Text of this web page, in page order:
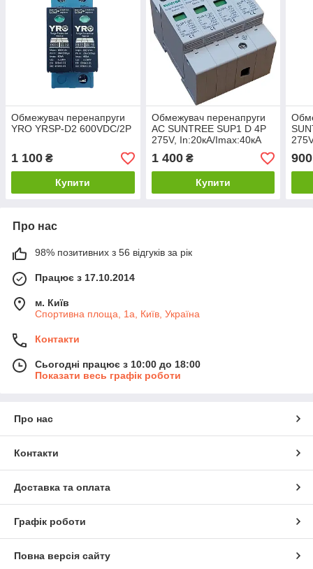
Обмежувач перенапруги
YRO YRSP-D2 600VDC/2P
1 100 ₴
Купити
Обмежувач перенапруги
AC SUNTREE SUP1 D 4P
275V, In:20кA/Imax:40кА
1 400₴
Купити
900
Про нас
98% позитивних з 56 відгуків за рік
Працює з 17.10.2014
м. Київ
Спортивна площа, 1а, Київ, Україна
Контакти
Сьогодні працює з 10:00 до 18:00
Показати весь графік роботи
Про нас
Контакти
Доставка та оплата
Графік роботи
Повна версія сайту